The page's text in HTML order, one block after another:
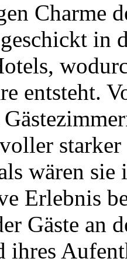
Charme
in
entsteht.
starker
wären
Erlebnis
Gäste
ihres